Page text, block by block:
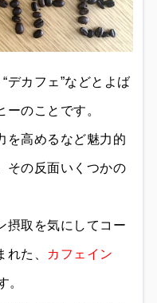
デカフェ”などとよば
のことです。
を高めるなど魅力的
その反面いくつかの
摂取を気にしてコー
た、 カフェイン
。